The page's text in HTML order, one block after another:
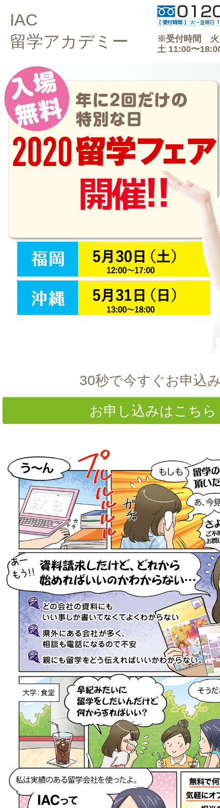
IAC
留学アカデミー
※受付時間 火
土 11:00〜
30秒で今すぐお申込
お申し込みはこちら